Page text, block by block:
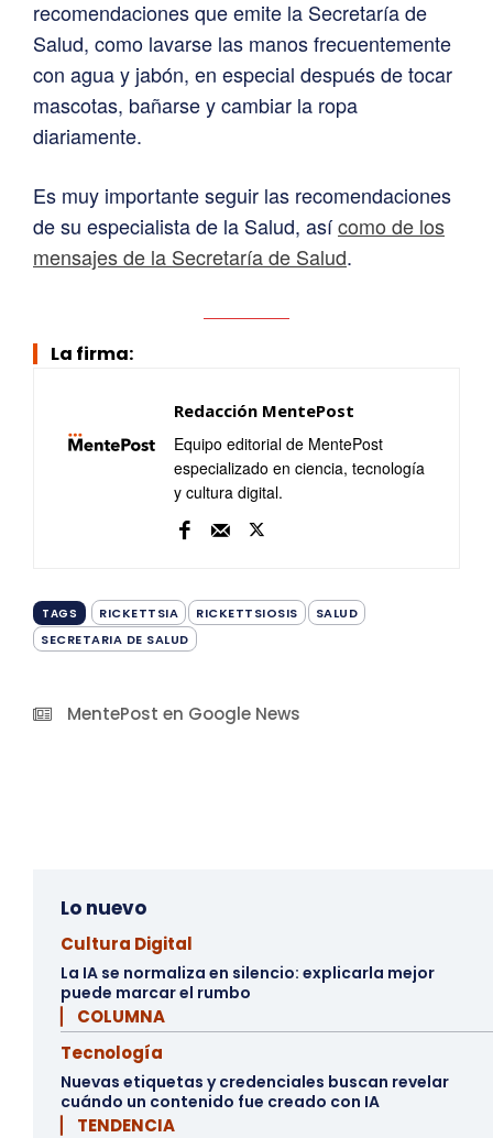
recomendaciones que emite la Secretaría de
Salud, como lavarse las manos frecuentemente
con agua y jabón, en especial después de tocar
mascotas, bañarse y cambiar la ropa
diariamente.
Es muy importante seguir las recomendaciones
de su especialista de la Salud, asícomo de los
mensajes de la Secretaría de Salud.
La firma:
Redacción MentePost
Equipo editorial de MentePost
especializado en ciencia, tecnología
y cultura digital.
TAGS RICKETTSIA RICKETTSIOSIS
SALUD
SECRETARIA DE SALUD
MentePost en Google News
Lo nuevo
Cultura Digital
La IA se normaliza en silencio: explicarla mejor
puede marcar el rumbo
▏ COLUMNA
Tecnología
Nuevas etiquetas y credenciales buscan revelar
cuándo un contenido fue creado con IA
▏ TENDENCIA